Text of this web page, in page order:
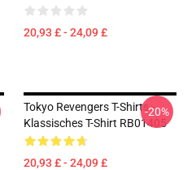
20,93 £ - 24,09 £
Tokyo Revengers T-Shirts -
Klassisches T-Shirt RB01405
20,93 £ - 24,09 £
-20%